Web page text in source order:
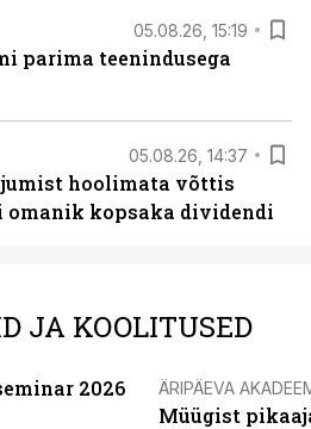
05.08.26, 15:19
parima teenindusega
05.08.26, 14:37
hoolimata võttis
omanik kopsaka dividendi
JA KOOLITUSED
2026 ÄRIPÄEVA
Müügist